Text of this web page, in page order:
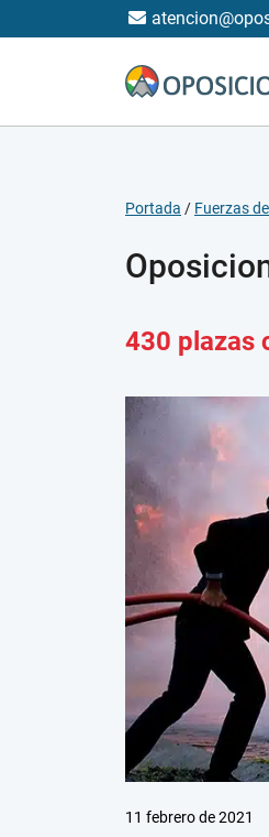
Portada / Fuerzas
430 plazas
11 febrero de 2021